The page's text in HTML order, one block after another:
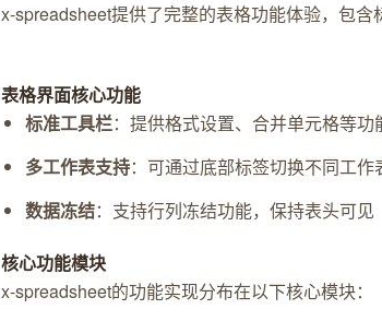
x-spreadsheet提供了完整的表格功能体验，包含
表格界面核心功能
标准工具栏：提供格式设置、合并单元格等功
多工作表支持：可通过底部标签切换不同工作
数据冻结：支持行列冻结功能，保持表头可见
核心功能模块
x-spreadsheet的功能实现分布在以下核心模块：